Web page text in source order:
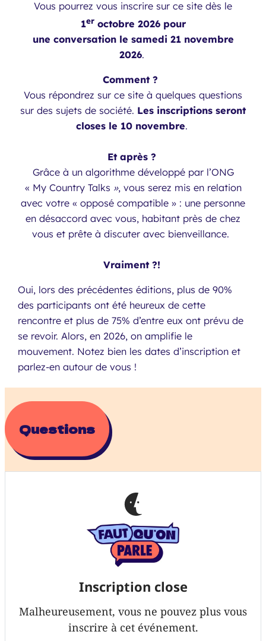
Vous pourrez vous inscrire sur ce site dès le
1eroctobre 2026 pour
une conversation le samedi 21 novembre
2026.
Comment ?
Vous répondrez sur ce site à quelques questions
sur des sujets de société. Les inscriptions seront
closes le 10 novembre.
Et après ?
Grâce à un algorithme développé par l’ONG
« My Country Talks », vous serez mis en relation
avec votre « opposé compatible » : une personne
en désaccord avec vous, habitant près de chez
vous et prête à discuter avec bienveillance.
Vraiment ?!
Oui, lors des précédentes éditions, plus de 90%
des participants ont été heureux de cette
rencontre et plus de 75% d’entre eux ont prévu de
se revoir. Alors, en 2026, on amplifie le
mouvement. Notez bien les dates d’inscription et
parlez-en autour de vous !
Questions